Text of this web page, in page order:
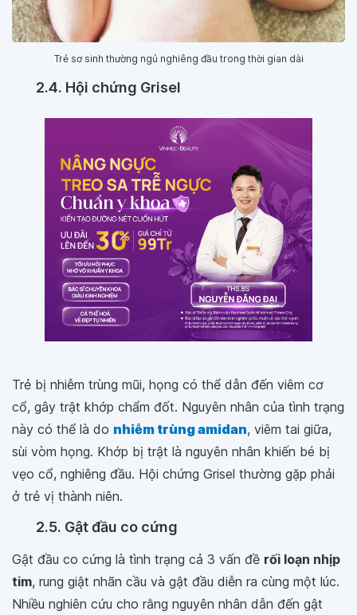
Trẻ sơ sinh thường ngủ nghiêng đầu trong thời gian dài
2.4. Hội chứng Grisel
Trẻ bị nhiễm trùng mũi, họng có thể dẫn đến viêm cơ
cổ, gây trật khớp chẩm đốt. Nguyên nhân của tình trạng
này có thể là do nhiễm trùng amidan, viêm tai giữa,
sùi vòm họng. Khớp bị trật là nguyên nhân khiến bé bị
vẹo cổ, nghiêng đầu. Hội chứng Grisel thường gặp phải
ở trẻ vị thành niên.
2.5. Gật đầu co cứng
Gật đầu co cứng là tình trạng cả 3 vấn đề rối loạn nhịp
tim, rung giật nhãn cầu và gật đầu diễn ra cùng một lúc.
Nhiều nghiên cứu cho rằng nguyên nhân dẫn đến gật